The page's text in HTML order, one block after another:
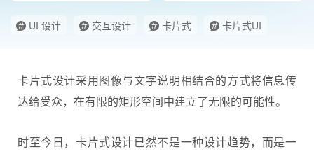
UI 设计 交互设计 卡片式
卡片式UI
卡片式设计采用图像与文字说明相结合的方式将信息传
达给受众，在有限的矩形空间中建立了无限的可能性。
时至今日，卡片式设计已然不是一种设计趋势，而是一